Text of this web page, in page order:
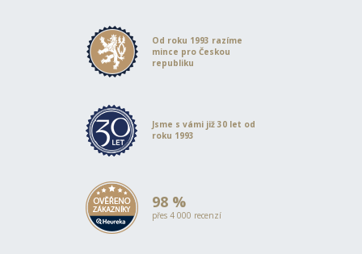
Od roku 1993 razíme
mince pro Českou
republiku
Jsme s vámi již 30 let od
roku 1993
98 %
přes 4 000 recenzí